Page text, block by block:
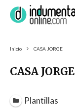
Inicio CASA JORGE
CASA JORGE
Plantillas